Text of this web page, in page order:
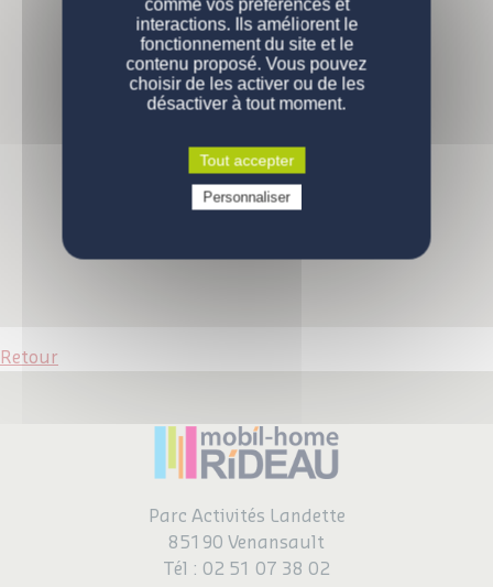
Nos modèles
Nos gammes
PERSONNALISATION
Configurations de série
DEVENIR PROPRIÉTAIRE
Pourquoi acheter un mobil-home ?
Comment devenir propriétaire ?
Prix d'un mobil-home neuf
Questions / réponses
ENGAGEMENTS
La qualité des produits
Qui sommes-nous
CONTACT
Demande d'informations
VOUS ÊTES UN PROFESSIONNEL
Retour
Parc Activités Landette
85190 Venansault
Tél : 02 51 07 38 02
comme vos préférences et
interactions. Ils améliorent le
fonctionnement du site et le
contenu proposé. Vous pouvez
choisir de les activer ou de les
désactiver à tout moment.
Tout accepter
Personnaliser